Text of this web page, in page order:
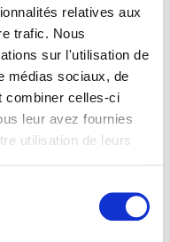
relatives aux
trafic. Nous
sur l'utilisation de
médias sociaux, de
combiner celles-ci
leur avez fournies
utilisation de leurs